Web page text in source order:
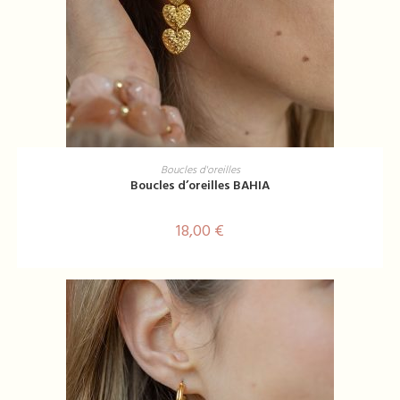
LIRE LA SUITE
Boucles d'oreilles
Boucles d’oreilles BAHIA
18,00 €